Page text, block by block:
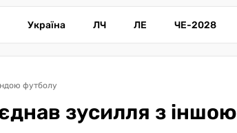
Україна ЛЧ ЛЕ ЧЕ-2028
футболу
зусилля з іншою